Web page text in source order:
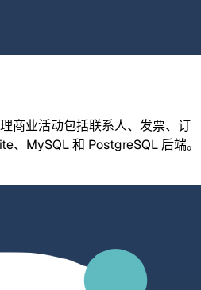
商业活动包括联系人、发票、订
、MySQL 和 PostgreSQL 后端。